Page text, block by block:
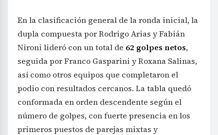
En la clasificación general de la ronda inicial, la
dupla compuesta por Rodrigo Arias y Fabián
Nironi lideró con un total de 62 golpes netos,
seguida por Franco Gasparini y Roxana Salinas,
así como otros equipos que completaron el
podio con resultados cercanos. La tabla quedó
conformada en orden descendente según el
número de golpes, con fuerte presencia en los
primeros puestos de parejas mixtas y